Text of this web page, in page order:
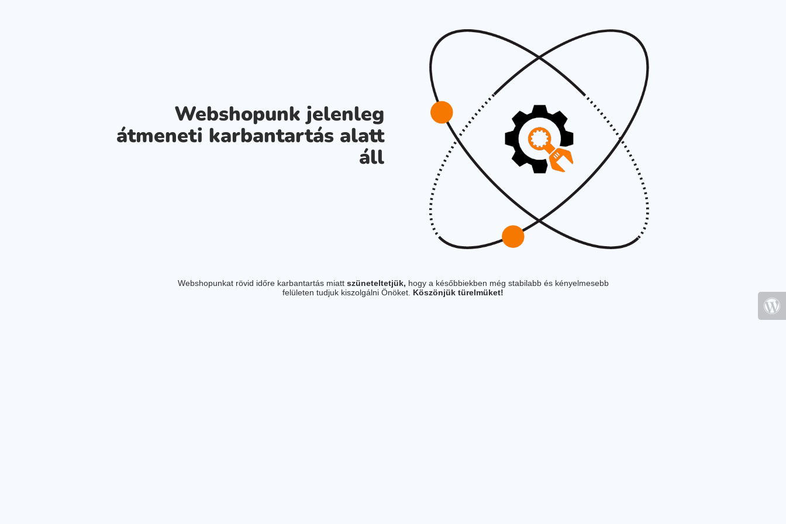
Webshopunk jelenleg
átmeneti karbantartás alatt
áll
Webshopunkat rövid időre karbantartás miatt szüneteltetjük, hogy a későbbiekben még stabilabb és kényelmesebb
felületen tudjuk kiszolgálni Önöket. Köszönjük türelmüket!